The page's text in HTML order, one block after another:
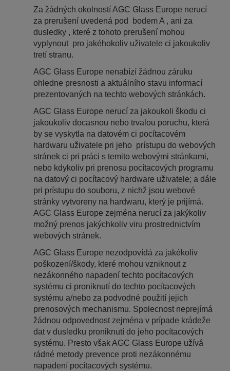
Za žádných okolností AGC Glass Europe nerucí
za prerušení uvedená pod bodem A , ani za
dusledky , které z tohoto prerušení mohou
vyplynout pro jakéhokoliv uživatele ci jakoukoliv
tretí stranu.
AGC Glass Europe nenabízí žádnou záruku
ohledne presnosti a aktuálního stavu informací
prezentovaných na techto webových stránkách.
AGC Glass Europe nerucí za jakoukoli škodu ci
jakoukoliv docasnou nebo trvalou poruchu, která
by se vyskytla na datovém ci pocítacovém
hardwaru uživatele pri jeho prístupu do webových
stránek ci pri práci s temito webovými stránkami,
nebo kdykoliv pri prenosu pocítacových programu
na datový ci pocítacový hardware uživatele; a dále
pri prístupu do souboru, z nichž jsou webové
stránky vytvoreny na hardwaru, který je prijímá.
AGC Glass Europe zejména nerucí za jakýkoliv
možný prenos jakýchkoliv viru prostrednictvím
webových stránek.
AGC Glass Europe nezodpovídá za jakékoliv
poškození/škody, které mohou vzniknout z
nezákonného napadení techto pocítacových
systému ci proniknutí do techto pocítacových
systému a/nebo za podvodné použití jejich
prenosových mechanismu. Spolecnost neprejímá
žádnou odpovednost zejména v prípade krádeže
dat v dusledku proniknutí do jeho pocítacových
systému. Presto však AGC Glass Europe užívá
rádné metody prevence proti nezákonnému
napadení pocítacových systému.